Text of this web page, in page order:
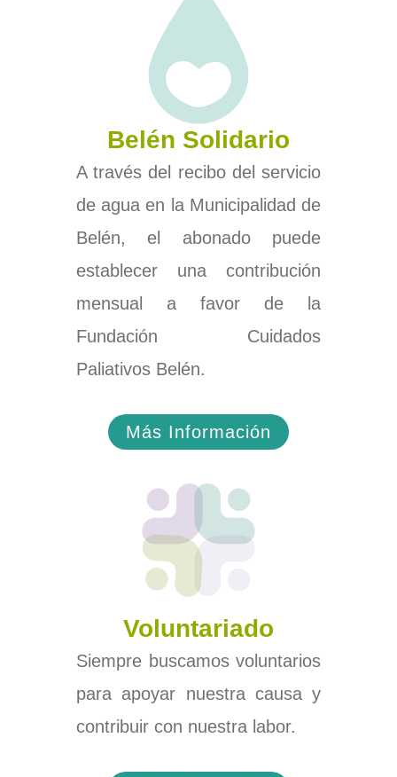
Belén Solidario
A través del recibo del servicio
de agua en la Municipalidad de
Belén, el abonado puede
establecer una contribución
mensual a favor de la
Fundación Cuidados
Paliativos Belén.
Más Información
Voluntariado
Siempre buscamos voluntarios
para apoyar nuestra causa y
contribuir con nuestra labor.